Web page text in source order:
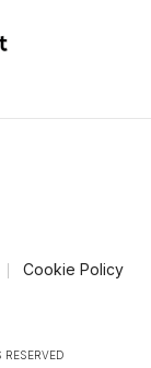
Cookie Policy